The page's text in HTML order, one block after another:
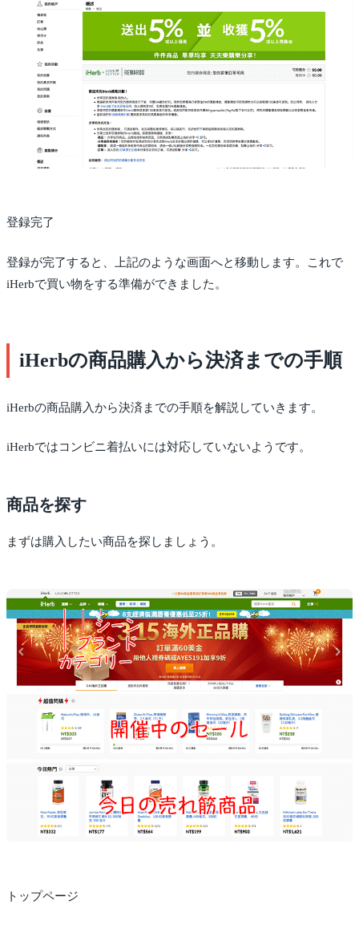
登録完了
登録が完了すると、上記のような画面へと移動します。これで
iHerbで買い物をする準備ができました。
iHerbの商品購入から決済までの手順
iHerbの商品購入から決済までの手順を解説していきます。
iHerbではコンビニ着払いには対応していないようです。
商品を探す
まずは購入したい商品を探しましょう。
トップページ